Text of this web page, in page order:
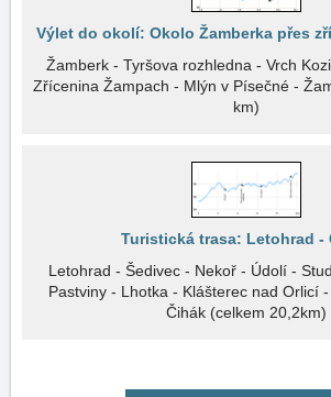
Výlet do okolí: Okolo Žamberka přes
Žamberk - Tyršova rozhledna - Vrch
Zřícenina Žampach - Mlýn v Písečné -
km)
Turistická trasa: Letohrad -
Letohrad - Šedivec - Nekoř - Údolí -
Pastviny - Lhotka - Klášterec nad Orlicí
Čihák (celkem 20,2km)